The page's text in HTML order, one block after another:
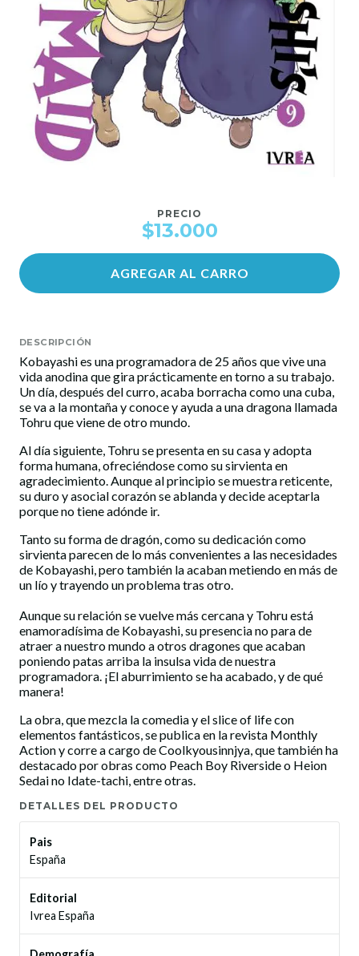
PRECIO
$13.000
AGREGAR AL CARRO
DESCRIPCIÓN
Kobayashi es una programadora de 25 años que vive una
vida anodina que gira prácticamente en torno a su trabajo.
Un día, después del curro, acaba borracha como una cuba,
se va a la montaña y conoce y ayuda a una dragona llamada
Tohru que viene de otro mundo.
Al día siguiente, Tohru se presenta en su casa y adopta
forma humana, ofreciéndose como su sirvienta en
agradecimiento. Aunque al principio se muestra reticente,
su duro y asocial corazón se ablanda y decide aceptarla
porque no tiene adónde ir.
Tanto su forma de dragón, como su dedicación como
sirvienta parecen de lo más convenientes a las necesidades
de Kobayashi, pero también la acaban metiendo en más de
un lío y trayendo un problema tras otro.
Aunque su relación se vuelve más cercana y Tohru está
enamoradísima de Kobayashi, su presencia no para de
atraer a nuestro mundo a otros dragones que acaban
poniendo patas arriba la insulsa vida de nuestra
programadora. ¡El aburrimiento se ha acabado, y de qué
manera!
La obra, que mezcla la comedia y el slice of life con
elementos fantásticos, se publica en la revista Monthly
Action y corre a cargo de Coolkyousinnjya, que también ha
destacado por obras como Peach Boy Riverside o Heion
Sedai no Idate-tachi, entre otras.
DETALLES DEL PRODUCTO
Pais
España
Editorial
Ivrea España